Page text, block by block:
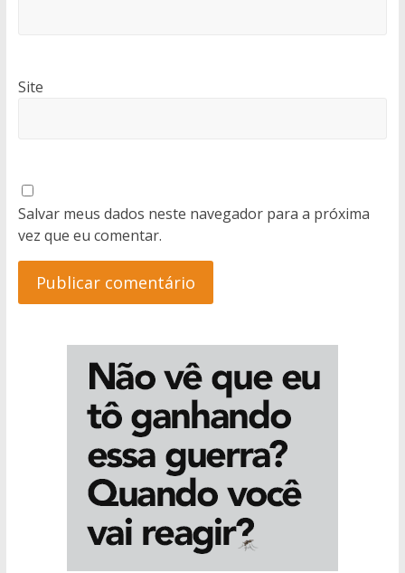
Site
Salvar meus dados neste navegador para a próxima
vez que eu comentar.